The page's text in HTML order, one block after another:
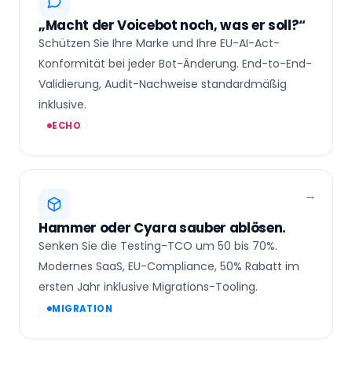
„Macht der Voicebot noch, was er soll?“
Schützen Sie Ihre Marke und Ihre EU-AI-Act-
Konformität bei jeder Bot-Änderung. End-to-End-
Validierung, Audit-Nachweise standardmäßig
inklusive.
ECHO
Hammer oder Cyara sauber ablösen.
Senken Sie die Testing-TCO um 50 bis 70%.
Modernes SaaS, EU-Compliance, 50% Rabatt im
ersten Jahr inklusive Migrations-Tooling.
MIGRATION